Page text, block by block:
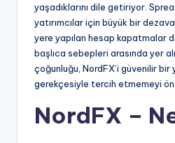
yaşadıklarını dile getiriyor.
yatırımcılar için büyük bir
yere yapılan hesap kapatmalar
başlıca sebepleri arasında yer
çoğunluğu, NordFX’i güvenilir bir
gerekçesiyle tercih etmemeyi
NordFX –